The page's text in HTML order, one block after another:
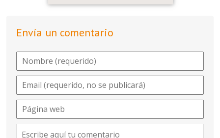
Envía un comentario